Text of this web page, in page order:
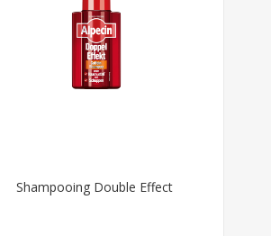
Shampooing Double Effect